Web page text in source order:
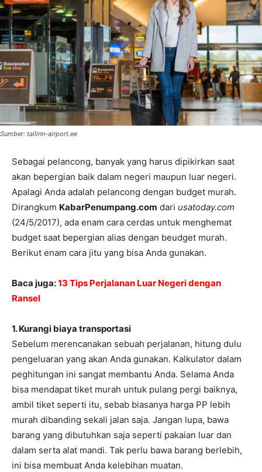
Sumber: tallinn-airport.ee
Sebagai pelancong, banyak yang harus dipikirkan saat
akan bepergian baik dalam negeri maupun luar negeri.
Apalagi Anda adalah pelancong dengan budget murah.
Dirangkum KabarPenumpang.com dari usatoday.com
(24/5/2017), ada enam cara cerdas untuk menghemat
budget saat bepergian alias dengan beudget murah.
Berikut enam cara jitu yang bisa Anda gunakan.
Baca juga:13 Tips Perjalanan Luar Negeri dengan
Ransel
1. Kurangi biaya transportasi
Sebelum merencanakan sebuah perjalanan, hitung dulu
pengeluaran yang akan Anda gunakan. Kalkulator dalam
peghitungan ini sangat membantu Anda. Selama Anda
bisa mendapat tiket murah untuk pulang pergi baiknya,
ambil tiket seperti itu, sebab biasanya harga PP lebih
murah dibanding sekali jalan saja. Jangan lupa, bawa
barang yang dibutuhkan saja seperti pakaian luar dan
dalam serta alat mandi. Tak perlu bawa barang berlebih,
ini bisa membuat Anda kelebihan muatan.